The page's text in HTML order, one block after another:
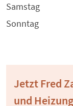
Samstag
Sonntag
Jetzt Fred
und